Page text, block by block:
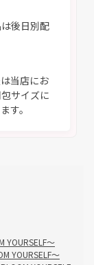
後日別配
当店にお
サイズに
す。
～
YOURSELF～